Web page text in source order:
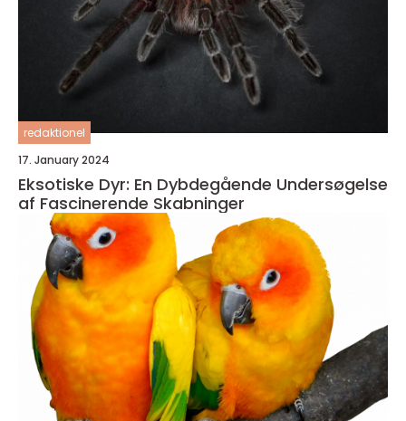
redaktionel
17. January 2024
Eksotiske Dyr: En Dybdegående Undersøgelse
af Fascinerende Skabninger